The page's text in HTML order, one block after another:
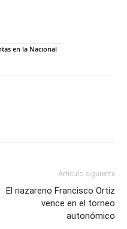
en la Nacional
Artículo siguiente
El nazareno Francisco Ortiz
vence en el torneo
autonómico